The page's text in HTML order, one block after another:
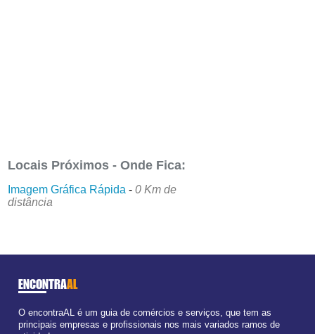
Locais Próximos - Onde Fica:
Imagem Gráfica Rápida -0 Km de
distância
ENCONTRAAL
O encontraAL é um guia de comércios e serviços, que tem as
principais empresas e profissionais nos mais variados ramos de